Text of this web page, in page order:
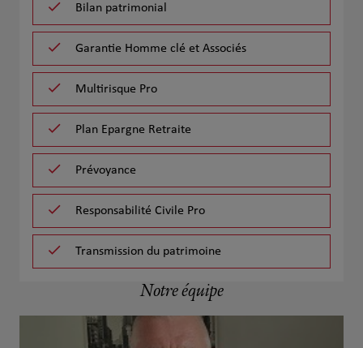
Bilan patrimonial
Garantie Homme clé et Associés
Multirisque Pro
Plan Epargne Retraite
Prévoyance
Responsabilité Civile Pro
Transmission du patrimoine
Notre équipe